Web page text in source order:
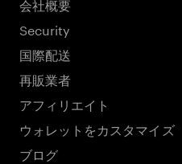
Security
国際配送
再販業者
アフィリエイト
ウォレットをカスタマイズ
ブログ